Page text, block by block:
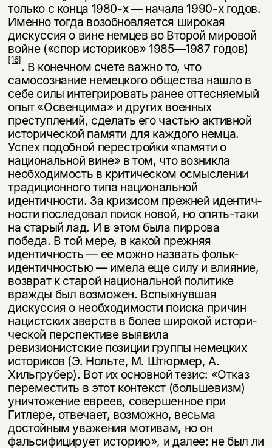
только с конца 1980-х — на­чала 1990-х годов.
Именно тогда возобновляется широкая
дискуссия о вине немцев во Второй мировой
войне («спор историков» 1985—1987 годов)
[16]. В конечном счете важно то, что
самосознание немецкого общества нашло в
себе силы интегрировать ранее оттесняемый
опыт «Освенцима» и других военных
преступлений, сделать его частью активной
исторической памяти для каждого немца.
Успех подобной перестройки «памяти о
национальной вине» в том, что возникла
необходимость в критическом осмыслении
тради­ционного типа национальной
идентичности. За кризисом прежней идентич­
ности последовал поиск новой, но опять-таки
на старый лад. И в этом была пиррова
победа. В той мере, в какой прежняя
идентичность — ее можно на­звать фольк-
идентичностью — имела еще силу и влияние,
возврат к старой национальной политике
вражды был возможен. Вспыхнувшая
дискуссия о необходимости поиска причин
нацистских зверств в более широкой истори­
ческой перспективе выявила
ревизионистские позиции группы немецких
ис­ториков (Э. Нольте, М. Штюрмер, А.
Хильгрубер). Вот их основной тезис: «Отказ
переместить в этот контекст (большевизм)
уничтожение евреев, со­вершенное при
Гитлере, отвечает, возможно, весьма
достойным уважения мо­тивам, но он
фальсифицирует историю», и далее: не был ли